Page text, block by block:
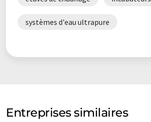
systèmes d'eau ultrapure
Entreprises similaires